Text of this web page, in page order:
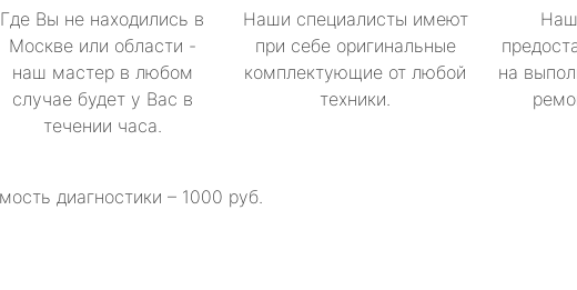
Где Вы не находились в
Москве или области -
наш мастер в любом
случае будет у Вас в
течении часа.
Наши специалисты имеют
при себе оригинальные
комплектующие от любой
техники.
на
диагностики – 1000 руб.